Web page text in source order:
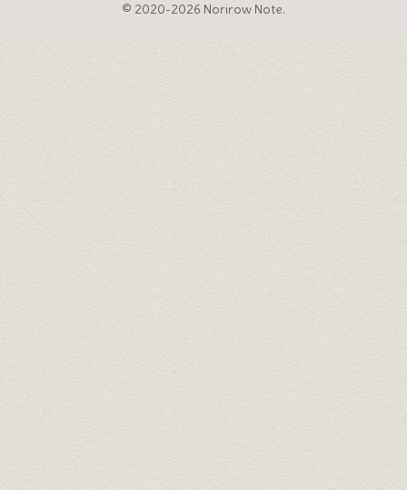
© 2020-2026 Norirow Note.